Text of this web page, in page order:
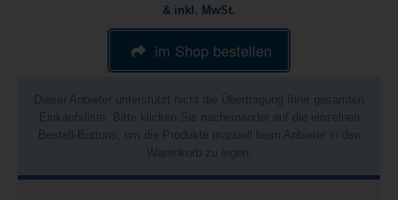
& inkl. MwSt.
im Shop bestellen
Dieser Anbieter unterstützt nicht die Übertragung Ihrer gesamten
Einkaufsliste. Bitte klicken Sie nacheinander auf die einzelnen
Bestell-Buttons, um die Produkte manuell beim Anbieter in den
Warenkorb zu legen.